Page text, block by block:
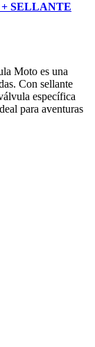
+ SELLANTE
Moto es una
Con sellante
específica
para aventuras